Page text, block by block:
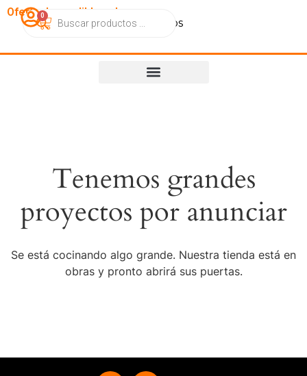
OfertasImperdibles.cl
CatálogoContactoNosotros
0
Tenemos grandes
proyectos por anunciar
Se está cocinando algo grande. Nuestra tienda está en
obras y pronto abrirá sus puertas.